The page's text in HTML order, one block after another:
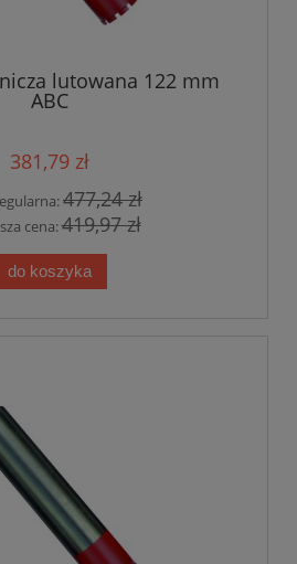
lutowana 122 mm
ABC
381,79 zł
477,24 zł
cena:419,97 zł
do koszyka